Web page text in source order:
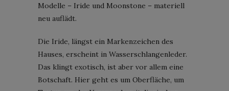
Modelle – Iride und Moonstone – materiell
neu auflädt.
Die Iride, längst ein Markenzeichen des
Hauses, erscheint in Wasserschlangenleder.
Das klingt exotisch, ist aber vor allem eine
Botschaft. Hier geht es um Oberfläche, um